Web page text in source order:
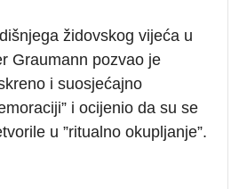
židovskog vijeća u
Graumann pozvao je
i suosjećajno
i ocijenio da su se
u ”ritualno okupljanje”.